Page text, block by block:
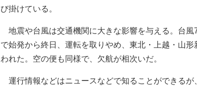
び掛けている。
地震や台風は交通機関に大きな影響を与える。台
で始発から終日、運転を取りやめ、東北・上越・山
われた。空の便も同様で、欠航が相次いだ。
運行情報などはニュースなどで知ることができるが